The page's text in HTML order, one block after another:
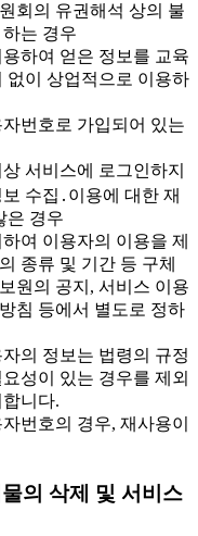
회의 유권해석 상의 불
는 경우
하여 얻은 정보를 교육
없이 상업적으로 이용하
번호로 가입되어 있는
서비스에 로그인하지
수집․이용에 대한 재
은 경우
여 이용자의 이용을 제
종류 및 기간 등 구체
원의 공지, 서비스 이용
침 등에서 별도로 정하
의 정보는 법령의 규정
성이 있는 경우를 제외
니다.
번호의 경우, 재사용이
의 삭제 및 서비스